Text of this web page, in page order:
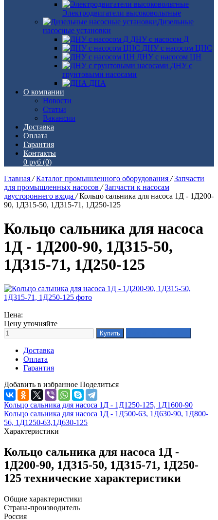
Электродвигатели высоковольтные
Дизельные
насосные установки
ДНУ с насосом Д
ДНУ с насосом ЦНС
ДНУ с насосом ЦН
ДНУ с
грунтовыми насосами
ДНА
О компании
Новости
Статьи
Вакансии
Доставка
Оплата
Гарантия
Контакты
0 руб (0)
Главная / Каталог промышленного оборудования / Запчасти
для промышленных насосов / Запчасти к насосам
двустороннего входа / Кольцо сальника для насоса 1Д - 1Д200-
90, 1Д315-50, 1Д315-71, 1Д250-125
Кольцо сальника для насоса
1Д - 1Д200-90, 1Д315-50,
1Д315-71, 1Д250-125
Цена:
Цену уточняйте
Доставка
Оплата
Гарантия
Добавить в избранное Поделиться
Кольцо сальника для насоса 1Д - 1Д1250-125, 1Д1600-90
Кольцо сальника для насоса 1Д - 1Д500-63, 1Д630-90, 1Д800-
56, 1Д1250-63,1Д630-125
Характеристики
Кольцо сальника для насоса 1Д -
1Д200-90, 1Д315-50, 1Д315-71, 1Д250-
125 технические характеристики
Общие характеристики
Страна-производитель
Россия